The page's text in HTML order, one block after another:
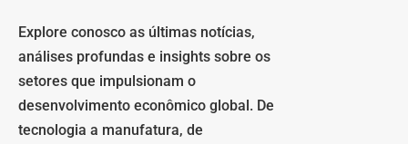
Explore conosco as últimas notícias,
análises profundas e insights sobre os
setores que impulsionam o
desenvolvimento econômico global. De
tecnologia a manufatura, de